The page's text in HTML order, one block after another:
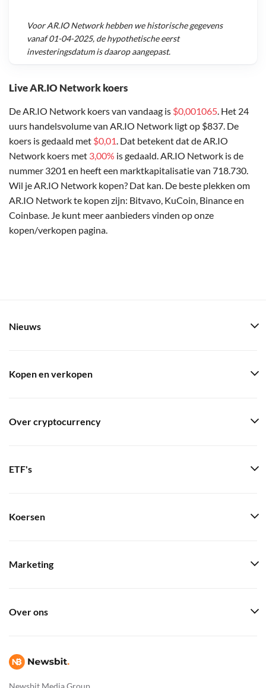
Live AR.IO Network koers
De AR.IO Network koers van vandaag is $0,001065. Het 24
uurs handelsvolume van AR.IO Network ligt op $837. De
koers is gedaald met $0,01. Dat betekent dat de AR.IO
Network koers met 3,00% is gedaald. AR.IO Network is de
nummer 3201 en heeft een marktkapitalisatie van 718.730.
Wil je AR.IO Network kopen? Dat kan. De beste plekken om
AR.IO Network te kopen zijn: Bitvavo, KuCoin, Binance en
Coinbase. Je kunt meer aanbieders vinden op onze
kopen/verkopen pagina.
VoorAR.IO Networkhebben we historische gegevens
vanaf01-04-2025, de hypothetische eerst
investeringsdatum is daarop aangepast.
Newsbit Media Group
Nieuws
Kopen en verkopen
Over cryptocurrency
ETF's
Koersen
Marketing
Over ons